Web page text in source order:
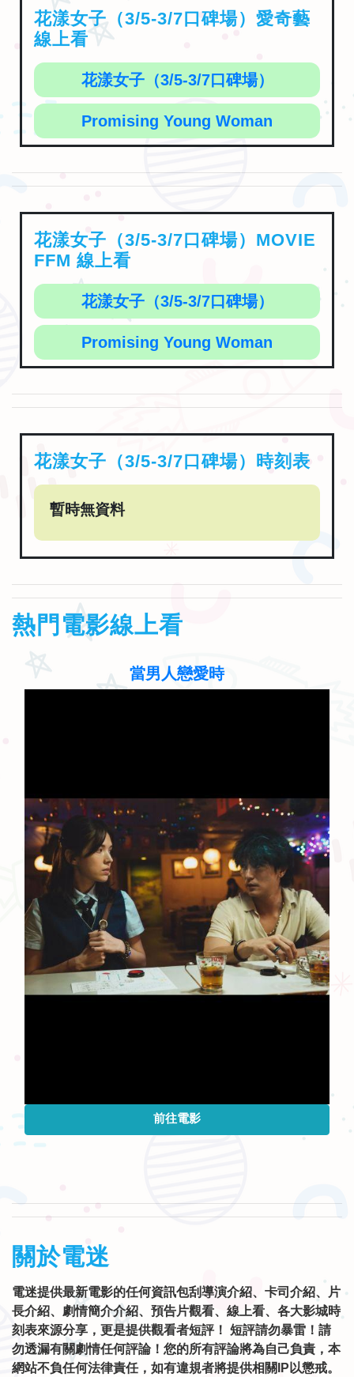
花漾女子（3/5-3/7口碑場）愛奇藝
線上看
花漾女子（3/5-3/7口碑場）
Promising Young Woman
花漾女子（3/5-3/7口碑場）MOVIE
FFM 線上看
花漾女子（3/5-3/7口碑場）
Promising Young Woman
花漾女子（3/5-3/7口碑場）時刻表
暫時無資料
熱門電影線上看
聽見歌 再唱
前往電影
關於電迷
電迷提供最新電影的任何資訊包刮導演介紹、卡司介紹、片
長介紹、劇情簡介介紹、預告片觀看、線上看、各大影城時
刻表來源分享，更是提供觀看者短評！ 短評請勿暴雷！請
勿透漏有關劇情任何評論！您的所有評論將為自己負責，本
網站不負任何法律責任，如有違規者將提供相關IP以懲戒。